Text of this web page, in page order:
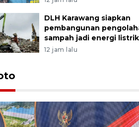
DLH Karawang siapkan
pembangunan
sampah jadi energi listrik
12 jam lalu